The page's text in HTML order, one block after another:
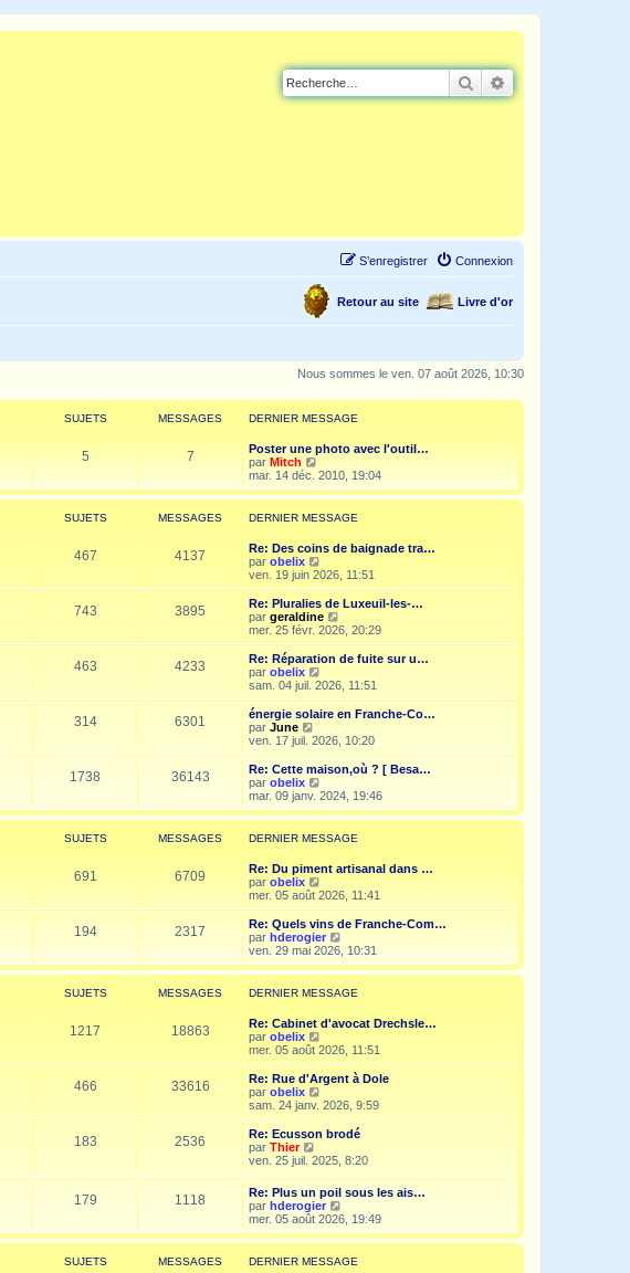
Rechercher
Connexion
S’enregistrer
Livre d'or
Retour au site
Nous sommes le ven. 07 août 2026, 10:30
SUJETS MESSAGES DERNIER MESSAGE
5 7
Poster une photo avec l'outil…
par Mitch
o
i
r
l
e
r
n
i
e
r
m
e
s
s
a
g
e
mar. 14 déc. 2010, 19:04
SUJETS MESSAGES DERNIER MESSAGE
467 4137
Re: Des coins de baignade tra…
par obelix
o
i
r
l
e
r
n
i
r
e
s
s
g
e
ven. 19 juin 2026, 11:51
743 3895
Re: Pluralies de Luxeuil-les-…
par geraldine
o
i
r
e
d
r
n
i
r
e
s
a
e
mer. 25 févr. 2026, 20:29
463 4233
Re: Réparation de fuite sur u…
par obelix
o
i
r
e
e
r
n
i
e
m
s
a
g
e
sam. 04 juil. 2026, 11:51
314 6301
énergie solaire en Franche-Co…
par June
o
i
r
l
e
e
r
n
e
r
m
e
s
s
a
g
e
ven. 17 juil. 2026, 10:20
1738 36143
Re: Cette maison,où ? [ Besa…
par obelix
o
i
r
l
e
n
i
e
r
m
e
s
g
mar. 09 janv. 2024, 19:46
SUJETS MESSAGES DERNIER MESSAGE
691 6709
Re: Du piment artisanal dans …
par obelix
o
i
r
l
e
e
r
n
e
m
e
s
a
g
e
mer. 05 août 2026, 11:41
194 2317
Re: Quels vins de Franche-Com…
par hderogier
o
i
r
l
e
n
i
e
m
e
s
a
g
e
ven. 29 mai 2026, 10:31
SUJETS MESSAGES DERNIER MESSAGE
1217 18863
Re: Cabinet d'avocat Drechsle…
par obelix
o
i
r
e
e
r
n
i
e
r
m
e
s
s
a
mer. 05 août 2026, 11:51
466 33616
Re: Rue d'Argent à Dole
par obelix
o
i
r
e
e
r
n
i
e
m
sam. 24 janv. 2026, 9:59
183 2536
Re: Ecusson brodé
par Thier
o
e
d
e
n
ven. 25 juil. 2025, 8:20
179 1118
Re: Plus un poil sous les ais…
par hderogier
o
i
r
l
mer. 05 août 2026, 19:49
SUJETS MESSAGES DERNIER MESSAGE